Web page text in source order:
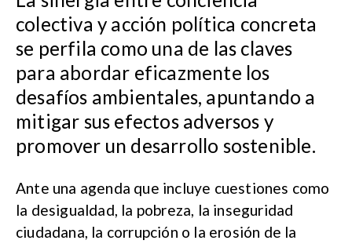
colectiva y acción política concreta
se perfila como una de las claves
para abordar eficazmente los
desafíos ambientales, apuntando a
mitigar sus efectos adversos y
promover un desarrollo sostenible.
Ante una agenda que incluye cuestiones como
la desigualdad, la pobreza, la inseguridad
ciudadana, la corrupción o la erosión de la